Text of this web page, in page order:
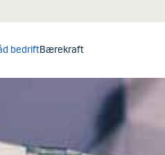
bedriftBærekraft